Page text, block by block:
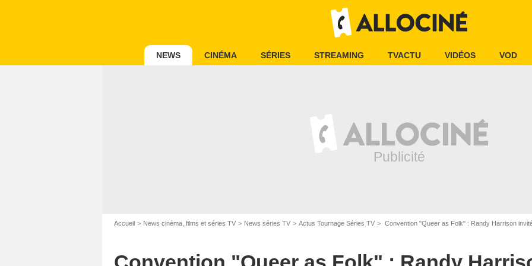
NEWS CINÉMA SÉRIES STREAMING TVACTU VIDÉOS VOD
Accueil News cinéma, films et séries TV News séries TV Actus Tournage Séries TV Convention "Queer as Folk" : Randy Harrison